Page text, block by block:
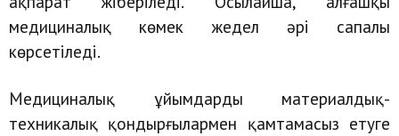
медициналық көмек жедел әрі сапалы
көрсетіледі.
Медициналық ұйымдарды материалдық-
техникалық қондырғылармен қамтамасыз етуге